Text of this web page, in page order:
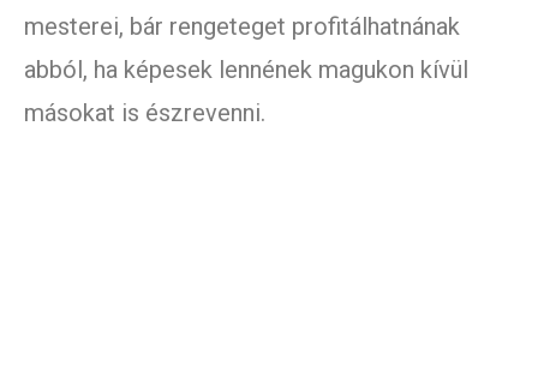
mesterei, bár rengeteget profitálhatnának
abból, ha képesek lennének magukon kívül
másokat is észrevenni.